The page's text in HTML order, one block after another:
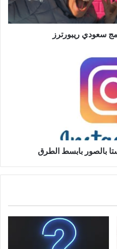
سعودي ريبورترز
بالصور بابسط الطرق